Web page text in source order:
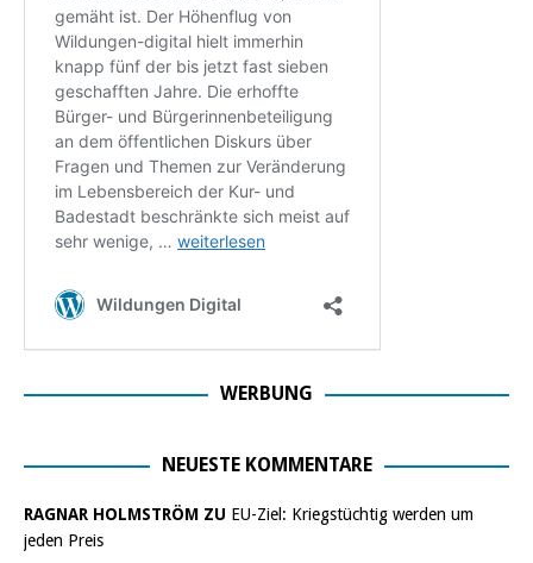
WERBUNG
NEUESTE KOMMENTARE
RAGNAR HOLMSTRÖM ZU EU-Ziel: Kriegstüchtig werden um
jeden Preis